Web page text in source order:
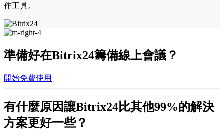
作工具。
準備好在Bitrix24籌備線上會議？
開始免費使用
有什麼原因讓Bitrix24比其他99%的解決
方案更好一些？